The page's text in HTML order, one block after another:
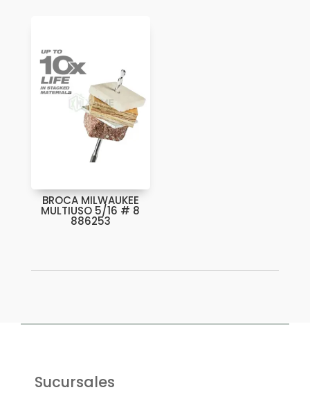
BROCA MILWAUKEE
MULTIUSO 5/16 # 8
886253
Sucursales